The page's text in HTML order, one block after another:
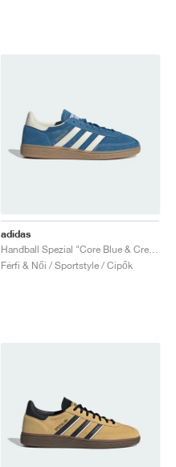
adidas
Handball Spezial "Core Blue & Cream White"
Férfi & Női / Sportstyle / Cipők